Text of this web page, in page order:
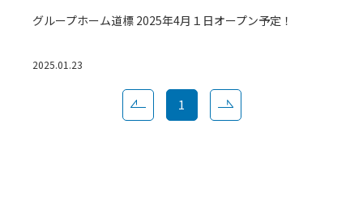
グループホーム道標 2025年4月１日オープン予定！
2025.01.23
1